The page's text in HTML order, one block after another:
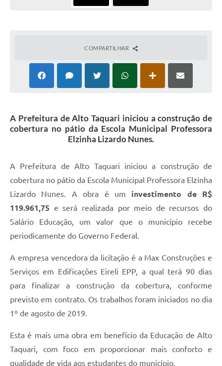
COMPARTILHAR
A Prefeitura de Alto Taquari iniciou a construção de
cobertura no pátio da Escola Municipal Professora
Elzinha Lizardo Nunes.
A Prefeitura de Alto Taquari iniciou a construção de
cobertura no pátio da Escola Municipal Professora Elzinha
Lizardo Nunes. A obra é um investimento de R$
119.961,75 e será realizada por meio de recursos do
Salário Educação, um valor que o município recebe
periodicamente do Governo Federal.
A empresa vencedora da licitação é a Max Construções e
Serviços em Edificações Eireli EPP, a qual terá 90 dias
para finalizar a construção da cobertura, conforme
previsto em contrato. Os trabalhos foram iniciados no dia
1º de agosto de 2019.
Esta é mais uma obra em benefício da Educação de Alto
Taquari, com foco em proporcionar mais conforto e
qualidade de vida aos estudantes do município.